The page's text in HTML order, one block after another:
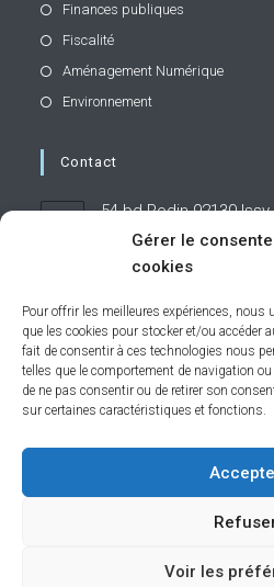
Gérer le
cookies
Pour offrir les meilleures expériences,
que les cookies pour stocker et/ou accéder
fait de consentir à ces technologies nous
telles que le comportement de navigation
de ne pas consentir ou de retirer son
sur certaines caractéristiques et fonctions.
Voir les
Finances publiques
Fiscalité
Aménagement Numérique
Environnement
Contact
54 bd Rodin 92130
01 71 19 95 60
contact@caphornier.fr